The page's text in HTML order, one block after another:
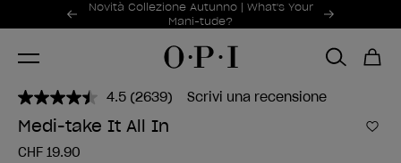
Offerte promozionali
Novità Collezione Autunno | What's Your
Mani-tude?
Item 1 of 2
4.5 Leggi
2639
recensioni.
(2639) Scrivi una recensione
Medi-take It All In
CHF 19.90